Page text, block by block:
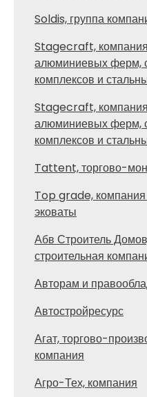
Soldis, группа
Stagecraft,
алюминиевых ферм,
комплексов и
Stagecraft,
алюминиевых ферм,
комплексов и
Tattent, торгово-
Top grade, компания
эковаты
Абв Строитель
строительная
Авторам и
Автостройресурс
Агат, торгово-
компания
Агро-Тех, компания